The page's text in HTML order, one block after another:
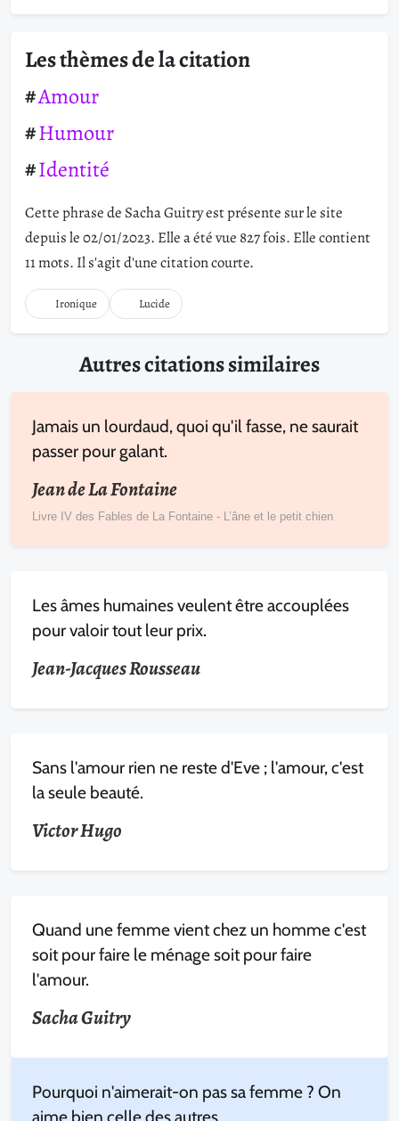
Les thèmes de la citation
Amour
Humour
Identité
Cette phrase de Sacha Guitry est présente sur le site
depuis le 02/01/2023. Elle a été vue 827 fois. Elle contient
11 mots. Il s'agit d'une citation courte.
Ironique Lucide
Autres citations similaires
Jamais un lourdaud, quoi qu'il fasse, ne saurait
passer pour galant.
Jean de La Fontaine
Livre IV des Fables de La Fontaine - L’âne et le petit chien
Les âmes humaines veulent être accouplées
pour valoir tout leur prix.
Jean-Jacques Rousseau
Sans l'amour rien ne reste d'Eve ; l'amour, c'est
la seule beauté.
Victor Hugo
Quand une femme vient chez un homme c'est
soit pour faire le ménage soit pour faire
l'amour.
Sacha Guitry
Pourquoi n'aimerait-on pas sa femme ? On
aime bien celle des autres.